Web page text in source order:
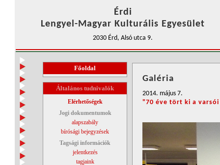
Érdi
Lengyel-Magyar Kulturális Egyesület
2030 Érd, Alsó utca 9.
Főoldal
Általános tudnivalók
Elérhetőségek
Jogi dokumentumok
alapszabály
bírósági bejegyzések
Tagsági információk
jelentkezés
tagjaink
Galéria
2014. május 7.
"70 éve tört ki a varsói